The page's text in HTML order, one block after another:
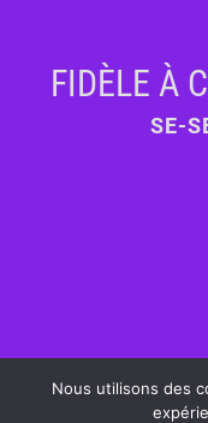
FIDÈLE À
SE-
Nous utilisons des